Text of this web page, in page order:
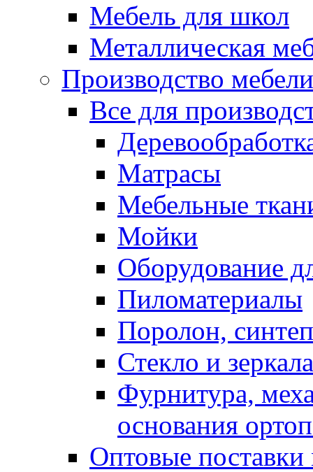
Мебель для школ
Металлическая
Производство мебели
Все для
Матрасы
Мебельные
Мойки
Оборудование
Пиломатериалы
Поролон,
Стекло и зеркала
Фурнитура,
основания
Оптовые поставки